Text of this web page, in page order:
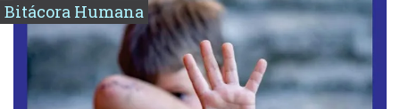
Bitácora Humana